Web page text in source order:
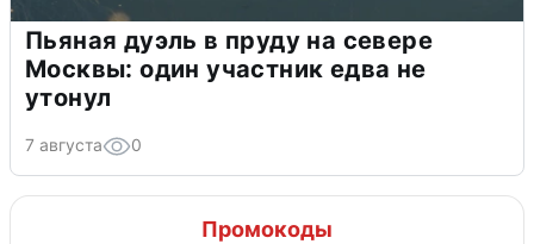
Пьяная дуэль в пруду на севере
Москвы: один участник едва не
утонул
7 августа 0
Промокоды